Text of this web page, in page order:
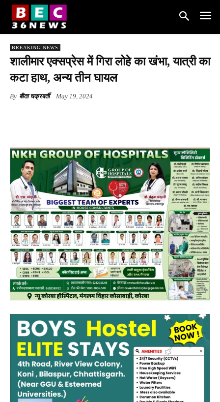
BREAKING NEWS
शालीमार एक्सप्रेस में गिरा लोहे का खंभा, यात्री का
कटा हाथ, अन्य तीन घायल
By बीता चक्रबर्ती May 19, 2024